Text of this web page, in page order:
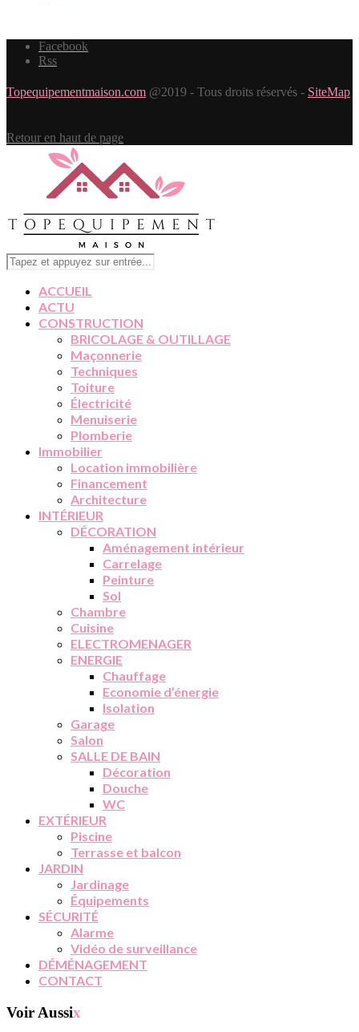
Facebook
Rss
Topequipementmaison.com @2019 - Tous droits réservés - SiteMap
Retour en haut de page
ACCUEIL
ACTU
CONSTRUCTION
BRICOLAGE & OUTILLAGE
Maçonnerie
Techniques
Toiture
Électricité
Menuiserie
Plomberie
Immobilier
Location immobilière
Financement
Architecture
INTÉRIEUR
DÉCORATION
Aménagement intérieur
Carrelage
Peinture
Sol
Chambre
Cuisine
ELECTROMENAGER
ENERGIE
Chauffage
Economie d’énergie
Isolation
Garage
Salon
SALLE DE BAIN
Décoration
Douche
WC
EXTÉRIEUR
Piscine
Terrasse et balcon
JARDIN
Jardinage
Équipements
SÉCURITÉ
Alarme
Vidéo de surveillance
DÉMÉNAGEMENT
CONTACT
Voir Aussix